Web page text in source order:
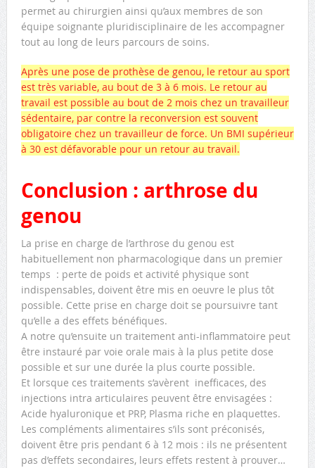
permet au chirurgien ainsi qu’aux membres de son
équipe soignante pluridisciplinaire de les accompagner
tout au long de leurs parcours de soins.
Après une pose de prothèse de genou, le retour au sport
est très variable, au bout de 3 à 6 mois. Le retour au
travail est possible au bout de 2 mois chez un travailleur
sédentaire, par contre la reconversion est souvent
obligatoire chez un travailleur de force. Un BMI supérieur
à 30 est défavorable pour un retour au travail.
Conclusion : arthrose du
genou
La prise en charge de l’arthrose du genou est
habituellement non pharmacologique dans un premier
temps : perte de poids et activité physique sont
indispensables, doivent être mis en oeuvre le plus tôt
possible. Cette prise en charge doit se poursuivre tant
qu’elle a des effets bénéfiques.
A notre qu’ensuite un traitement anti-inflammatoire peut
être instauré par voie orale mais à la plus petite dose
possible et sur une durée la plus courte possible.
Et lorsque ces traitements s’avèrent inefficaces, des
injections intra articulaires peuvent être envisagées :
Acide hyaluronique et PRP, Plasma riche en plaquettes.
Les compléments alimentaires s’ils sont préconisés,
doivent être pris pendant 6 à 12 mois : ils ne présentent
pas d’effets secondaires, leurs effets restent à prouver…